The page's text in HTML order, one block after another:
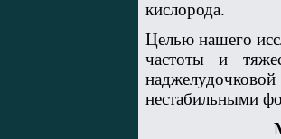
кислорода.
Целью нашего
частоты и
нестабильными